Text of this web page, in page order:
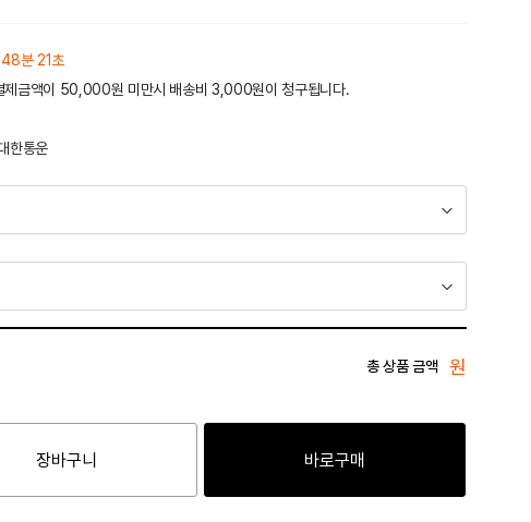
분 21초
제금액이 50,000원 미만시 배송비 3,000원이 청구됩니다.
한통운
총 상품 금액 원
장바구니 바로구매